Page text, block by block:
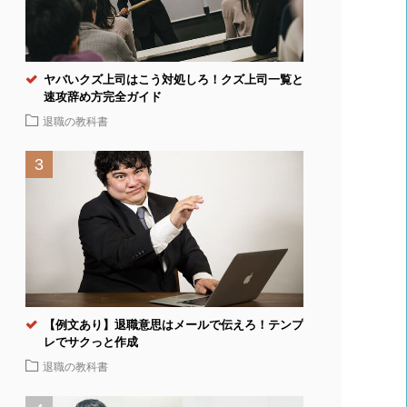
ヤバいクズ上司はこう対処しろ！クズ上司一覧と
速攻辞め方完全ガイド
退職の教科書
【例文あり】退職意思はメールで伝えろ！テンプ
レでサクっと作成
退職の教科書